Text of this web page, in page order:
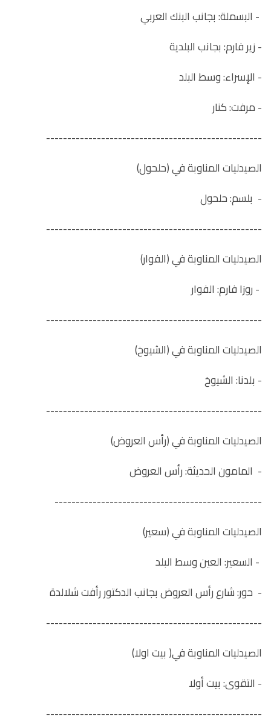
- البسملة: بجانب البنك العربي
- زير فارم: بجانب البلدية
- الإسراء: وسط البلد
- مرفت: كنار
---------------------------------------------------
الصيدليات المناوبة في (حلحول)
- بلسم: حلحول
---------------------------------------------------
الصيدليات المناوبة في (الفوار)
- روزا فارم: الفوار
---------------------------------------------------
الصيدليات المناوبة في (الشيوخ)
- بلدنا: الشيوخ
---------------------------------------------------
الصيدليات المناوبة في (رأس العروض)
- المامون الحديثة: رأس العروض
-------------------------------------------------
الصيدليات المناوبة في (سعير)
- السعير: العين وسط البلد
- حور: شارع رأس العروض بجانب الدكتور رأفت شلالدة
---------------------------------------------------
الصيدليات المناوبة في( بيت اولا)
- التقوى: بيت أولا
---------------------------------------------------